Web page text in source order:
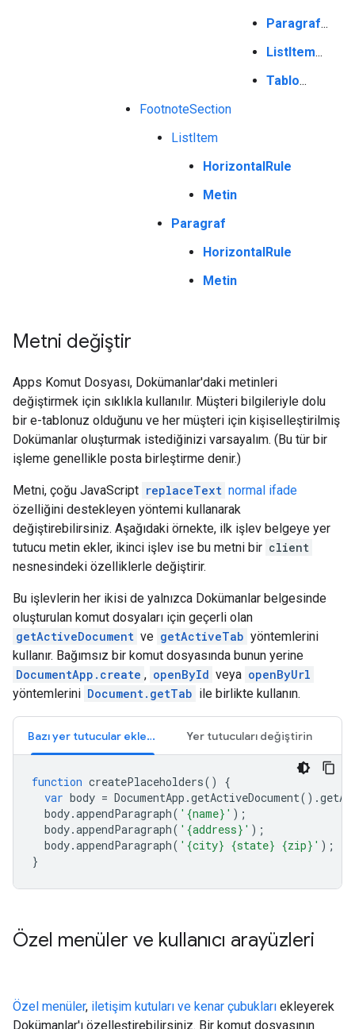
Paragraf...
ListItem...
Tablo...
FootnoteSection
ListItem
HorizontalRule
Metin
Paragraf
HorizontalRule
Metin
Metni değiştir
Apps Komut Dosyası, Dokümanlar'daki metinleri
değiştirmek için sıklıkla kullanılır. Müşteri bilgileriyle dolu
bir e-tablonuz olduğunu ve her müşteri için kişiselleştirilmiş
Dokümanlar oluşturmak istediğinizi varsayalım. (Bu tür bir
işleme genellikle posta birleştirme denir.)
Metni, çoğu JavaScript replaceText normal ifade
özelliğini destekleyen yöntemi kullanarak
değiştirebilirsiniz. Aşağıdaki örnekte, ilk işlev belgeye yer
tutucu metin ekler, ikinci işlev ise bu metni bir client
nesnesindeki özelliklerle değiştirir.
Bu işlevlerin her ikisi de yalnızca Dokümanlar belgesinde
oluşturulan komut dosyaları için geçerli olan
getActiveDocument ve getActiveTab yöntemlerini
kullanır. Bağımsız bir komut dosyasında bunun yerine
DocumentApp.create , openById veya openByUrl
yöntemlerini Document.getTab ile birlikte kullanın.
Bazı yer tutucular ekleyin Yer tutucuları değiştirin
function createPlaceholders()
{
var body = DocumentApp .getActiveDocument().
body.appendParagraph( '{name}' );
body.appendParagraph( '{address}' );
body.appendParagraph( '{city} {state} {zip}' );
}
Özel menüler ve kullanıcı arayüzleri
Özel menüler, iletişim kutuları ve kenar çubukları ekleyerek
Dokümanlar'ı özelleştirebilirsiniz. Bir komut dosyasının